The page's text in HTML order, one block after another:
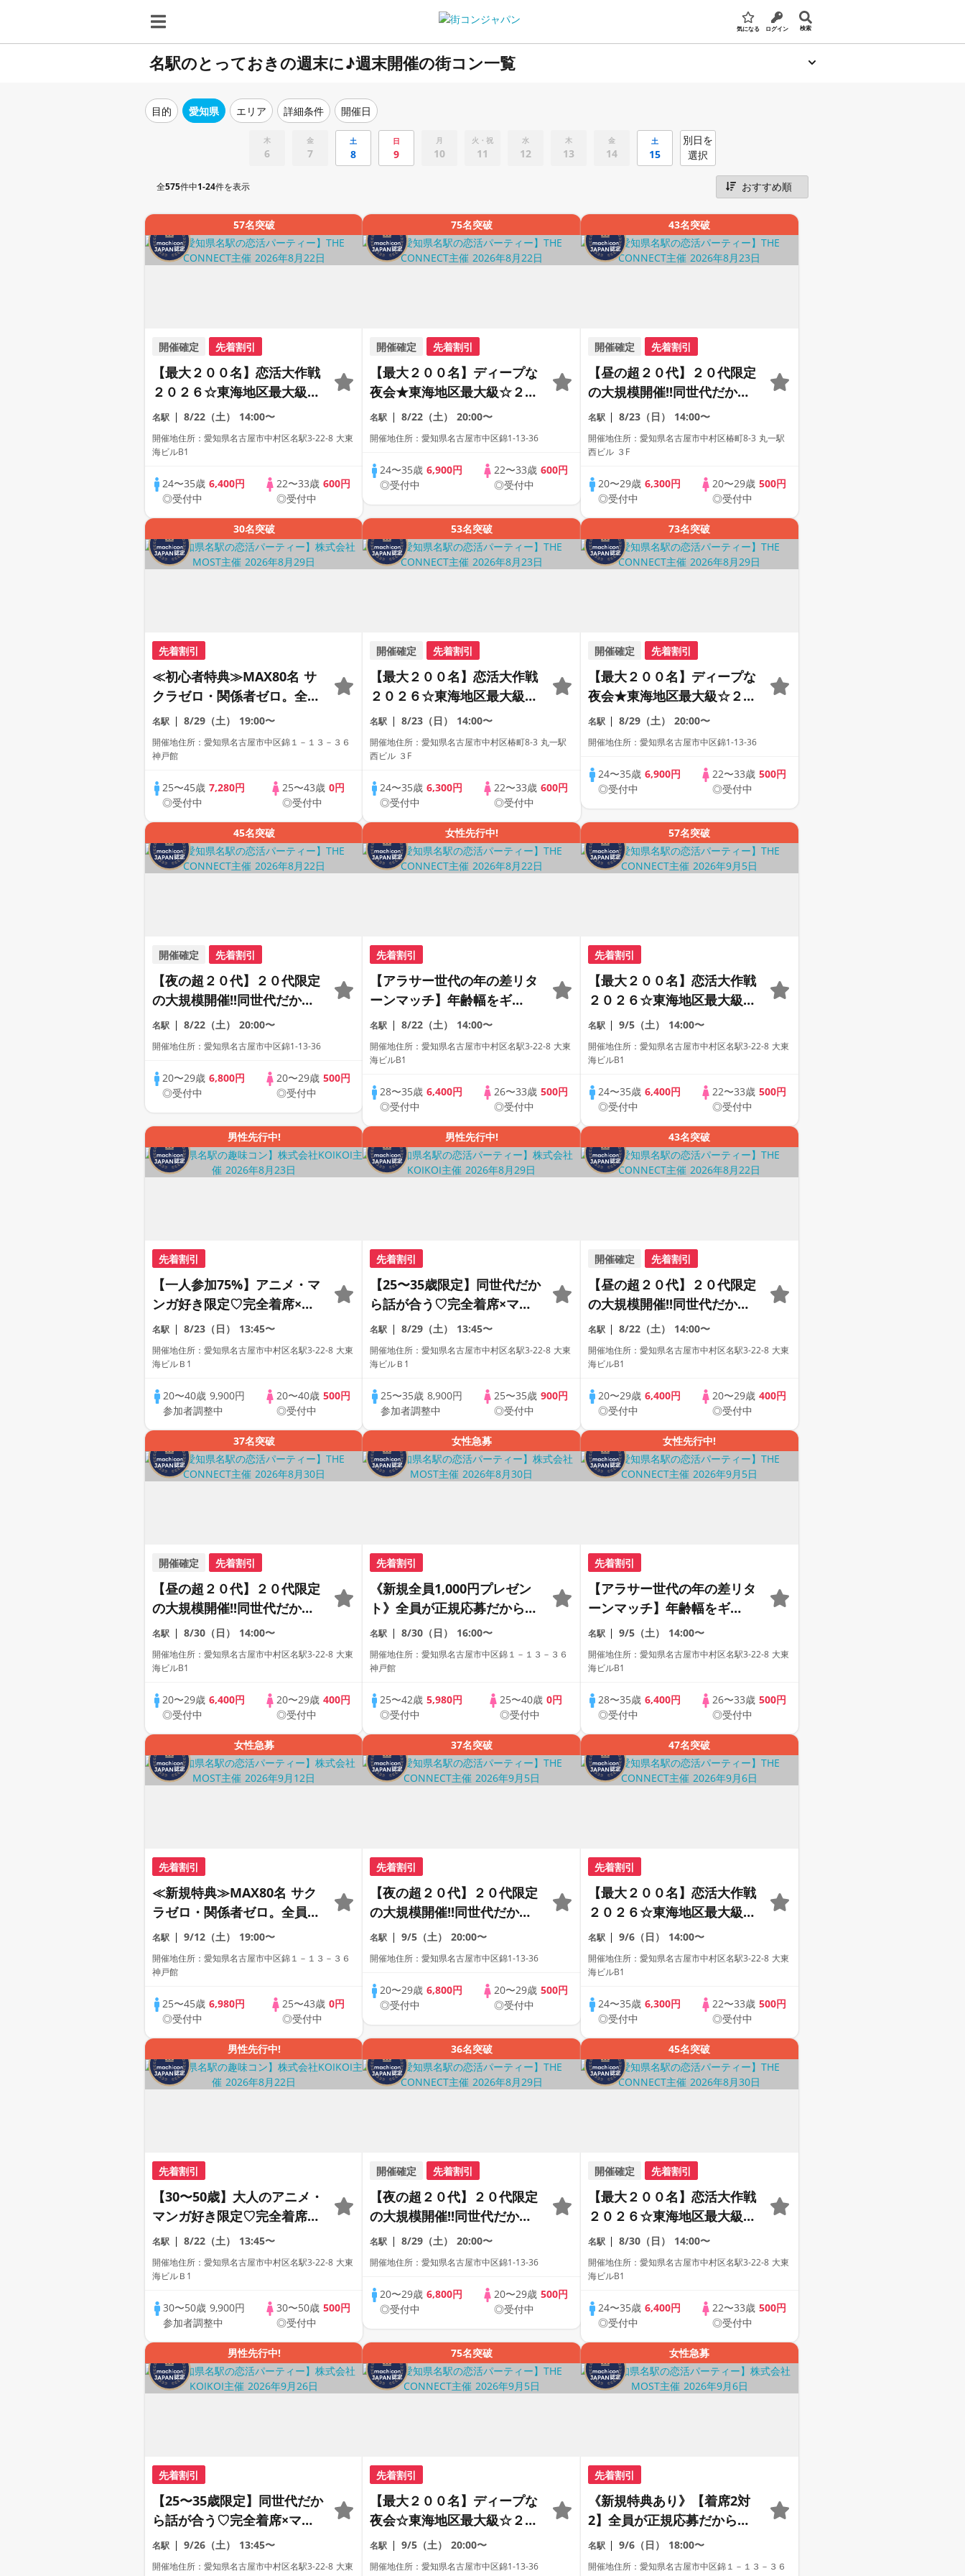
気になる ログイン 検索
名駅のとっておきの週末に♪週末開催の街コン一覧
目的 愛知県 エリア 詳細条件 開催日
木
6
金
7
土
8
日
9
月
10
火・祝
11
水
12
木
13
金
14
土
15
別日を
選択
全575件中1-24件を表示
57名突破
開催確定 先着割引
【最大２００名】恋活大作戦
２０２６☆東海地区最大級の
恋活パーティー【２０代＆ア
ラサー世代中心】【１人参加
も多数】【駅近】
名駅 8/22（土） 14:00〜
開催地住所：愛知県名古屋市中村区名駅3-22-8 大東
海ビルB1
24〜35歳6,400円
◎受付中
22〜33歳 600円
◎受付中
75名突破
開催確定 先着割引
【最大２００名】ディープな
夜会★東海地区最大級☆２０
代＆アラサー世代の恋活パー
ティー【１人参加も多数】
名駅 8/22（土） 20:00〜
開催地住所：愛知県名古屋市中区錦1-13-36
24〜35歳6,900円
◎受付中
22〜33歳600円
◎受付中
43名突破
開催確定 先着割引
【昼の超２０代】２０代限定
の大規模開催!!同世代だから
距離が縮まる２０代だけの大
合コン♡【１人参加も多数】
【駅近】
名駅 8/23（日） 14:00〜
開催地住所：愛知県名古屋市中村区椿町8-3 丸一駅
西ビル ３F
20〜29歳 6,300円
◎受付中
20〜29歳 500円
◎受付中
30名突破
先着割引
≪初心者特典≫MAX80名 サ
クラゼロ・関係者ゼロ。全員
が正規応募のプレミアビッグ
フェス。。
名駅 8/29（土） 19:00〜
開催地住所：愛知県名古屋市中区錦１－１３－３６
神戸館
25〜45歳7,280円
◎受付中
25〜43歳 0円
◎受付中
53名突破
開催確定 先着割引
【最大２００名】恋活大作戦
２０２６☆東海地区最大級の
恋活パーティー【２０代＆ア
ラサー世代中心】【１人参加
も多数】【駅近】
名駅 8/23（日） 14:00〜
開催地住所：愛知県名古屋市中村区椿町8-3 丸一駅
西ビル ３F
24〜35歳6,300円
◎受付中
22〜33歳600円
◎受付中
73名突破
開催確定 先着割引
【最大２００名】ディープな
夜会★東海地区最大級☆２０
代＆アラサー世代の恋活パー
ティー【１人参加も多数】
名駅 8/29（土） 20:00〜
開催地住所：愛知県名古屋市中区錦1-13-36
24〜35歳 6,900円
◎受付中
22〜33歳 500円
◎受付中
45名突破
開催確定 先着割引
【夜の超２０代】２０代限定
の大規模開催!!同世代だから
距離が縮まる２０代だけの大
合コン♡【１人参加も多数】
名駅 8/22（土） 20:00〜
開催地住所：愛知県名古屋市中区錦1-13-36
20〜29歳6,800円
◎受付中
20〜29歳 500円
◎受付中
女性先行中!
先着割引
【アラサー世代の年の差リタ
ーンマッチ】年齢幅をギ
ュ〜〜ッと絞ったアラサー限
定の恋活【１人参加も多数】
【飲み放題付き】【駅近】
名駅 8/22（土） 14:00〜
開催地住所：愛知県名古屋市中村区名駅3-22-8 大東
海ビルB1
28〜35歳6,400円
◎受付中
26〜33歳500円
◎受付中
57名突破
先着割引
【最大２００名】恋活大作戦
２０２６☆東海地区最大級の
恋活パーティー【２０代＆ア
ラサー世代中心】【１人参加
も多数】【駅近】
名駅 9/5（土） 14:00〜
開催地住所：愛知県名古屋市中村区名駅3-22-8 大東
海ビルB1
24〜35歳 6,400円
◎受付中
22〜33歳 500円
◎受付中
男性先行中!
先着割引
【一人参加75%】アニメ・マ
ンガ好き限定♡完全着席×マ
ッチングゲーム付きアニメコ
ン
名駅 8/23（日） 13:45〜
開催地住所：愛知県名古屋市中村区名駅3-22-8 大東
海ビルＢ1
20〜40歳 9,900円
参加者調整中
20〜40歳 500円
◎受付中
男性先行中!
先着割引
【25〜35歳限定】同世代だか
ら話が合う♡完全着席×マッ
チングゲーム付きマッチング
コン
名駅 8/29（土） 13:45〜
開催地住所：愛知県名古屋市中村区名駅3-22-8 大東
海ビルＢ1
25〜35歳 8,900円
参加者調整中
25〜35歳900円
◎受付中
43名突破
開催確定 先着割引
【昼の超２０代】２０代限定
の大規模開催!!同世代だから
距離が縮まる２０代だけの大
合コン♡【１人参加も多数】
【駅近】
名駅 8/22（土） 14:00〜
開催地住所：愛知県名古屋市中村区名駅3-22-8 大東
海ビルB1
20〜29歳 6,400円
◎受付中
20〜29歳 400円
◎受付中
37名突破
開催確定 先着割引
【昼の超２０代】２０代限定
の大規模開催!!同世代だから
距離が縮まる２０代だけの大
合コン♡【１人参加も多数】
【駅近】
名駅 8/30（日） 14:00〜
開催地住所：愛知県名古屋市中村区名駅3-22-8 大東
海ビルB1
20〜29歳6,400円
◎受付中
20〜29歳 400円
◎受付中
女性急募
先着割引
《新規全員1,000円プレゼン
ト》全員が正規応募だから安
心。本気で出会いたい人だけ
が集まるサクラゼロ街コン。
名駅 8/30（日） 16:00〜
開催地住所：愛知県名古屋市中区錦１－１３－３６
神戸館
25〜42歳5,980円
◎受付中
25〜40歳0円
◎受付中
女性先行中!
先着割引
【アラサー世代の年の差リタ
ーンマッチ】年齢幅をギ
ュ〜〜ッと絞ったアラサー限
定の恋活【１人参加も多数】
【駅近】
名駅 9/5（土） 14:00〜
開催地住所：愛知県名古屋市中村区名駅3-22-8 大東
海ビルB1
28〜35歳 6,400円
◎受付中
26〜33歳 500円
◎受付中
女性急募
先着割引
≪新規特典≫MAX80名 サク
ラゼロ・関係者ゼロ。全員が
正規応募のプレミアビッグフ
ェス。
名駅 9/12（土） 19:00〜
開催地住所：愛知県名古屋市中区錦１－１３－３６
神戸館
25〜45歳6,980円
◎受付中
25〜43歳 0円
◎受付中
37名突破
先着割引
【夜の超２０代】２０代限定
の大規模開催!!同世代だから
距離が縮まる２０代だけの大
合コン♡【１人参加も多数】
名駅 9/5（土） 20:00〜
開催地住所：愛知県名古屋市中区錦1-13-36
20〜29歳6,800円
◎受付中
20〜29歳500円
◎受付中
47名突破
先着割引
【最大２００名】恋活大作戦
２０２６☆東海地区最大級の
恋活パーティー【２０代＆ア
ラサー世代中心】【１人参加
も多数】【駅近】
名駅 9/6（日） 14:00〜
開催地住所：愛知県名古屋市中村区名駅3-22-8 大東
海ビルB1
24〜35歳 6,300円
◎受付中
22〜33歳 500円
◎受付中
男性先行中!
先着割引
【30〜50歳】大人のアニメ・
マンガ好き限定♡完全着席×
マッチングゲーム付きアニメ
コン
名駅 8/22（土） 13:45〜
開催地住所：愛知県名古屋市中村区名駅3-22-8 大東
海ビルＢ1
30〜50歳 9,900円
参加者調整中
30〜50歳 500円
◎受付中
36名突破
開催確定 先着割引
【夜の超２０代】２０代限定
の大規模開催!!同世代だから
距離が縮まる２０代だけの大
合コン♡【１人参加も多数】
名駅 8/29（土） 20:00〜
開催地住所：愛知県名古屋市中区錦1-13-36
20〜29歳6,800円
◎受付中
20〜29歳500円
◎受付中
45名突破
開催確定 先着割引
【最大２００名】恋活大作戦
２０２６☆東海地区最大級の
恋活パーティー【２０代＆ア
ラサー世代中心】【１人参加
も多数】【駅近】
名駅 8/30（日） 14:00〜
開催地住所：愛知県名古屋市中村区名駅3-22-8 大東
海ビルB1
24〜35歳 6,400円
◎受付中
22〜33歳 500円
◎受付中
男性先行中!
先着割引
【25〜35歳限定】同世代だか
ら話が合う♡完全着席×マッ
チングゲーム付きマッチング
コン
名駅 9/26（土） 13:45〜
開催地住所：愛知県名古屋市中村区名駅3-22-8 大東
75名突破
先着割引
【最大２００名】ディープな
夜会☆東海地区最大級☆２０
代＆アラサー世代の恋活パー
ティー【１人参加も多数】
名駅 9/5（土） 20:00〜
開催地住所：愛知県名古屋市中区錦1-13-36
女性急募
先着割引
《新規特典あり》【着席2対
2】全員が正規応募だから安
心。本気で出会いたい人だけ
が集まるサクラゼロ街コン。
名駅 9/6（日） 18:00〜
開催地住所：愛知県名古屋市中区錦１－１３－３６